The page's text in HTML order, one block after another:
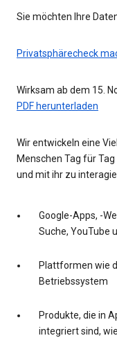
Sie möchten Ihre
Privatsphärecheck
Wirksam ab dem 15.
PDF herunterladen
Wir entwickeln eine
Menschen Tag für
und mit ihr zu
Google-Apps, -
Suche, YouTube
Plattformen wie
Betriebssystem
Produkte, die in
integriert sind,